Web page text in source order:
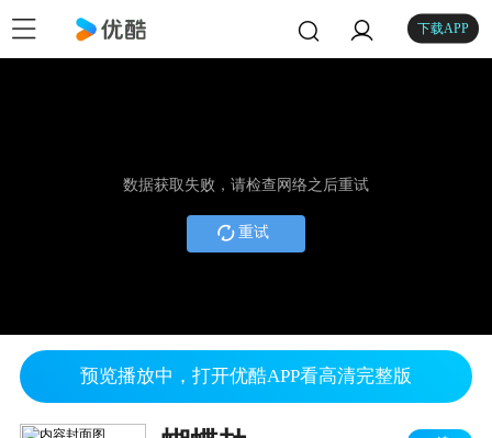
下载APP
数据获取失败，请检查网络之后重试
重试
预览播放中，打开优酷APP看高清完整版